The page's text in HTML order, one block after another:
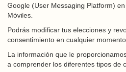
Google (User Messaging Platform)
Móviles.
Podrás modificar tus elecciones y
consentimiento en cualquier momento
La información que le
a comprender los diferentes tipos de